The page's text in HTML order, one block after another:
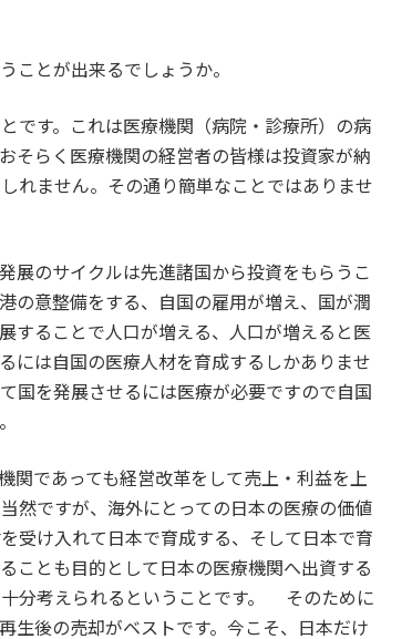
ことが出来るでしょうか。
です。これは医療機関（病院・診療所）の病
そらく医療機関の経営者の皆様は投資家が納
れません。その通り簡単なことではありませ
展のサイクルは先進諸国から投資をもらうこ
の意整備をする、自国の雇用が増え、国が潤
することで人口が増える、人口が増えると医
には自国の医療人材を育成するしかありませ
国を発展させるには医療が必要ですので自国
であっても経営改革をして売上・利益を上
然ですが、海外にとっての日本の医療の価値
受け入れて日本で育成する、そして日本で育
ことも目的として日本の医療機関へ出資する
分考えられるということです。 そのために
生後の売却がベストです。今こそ、日本だけ